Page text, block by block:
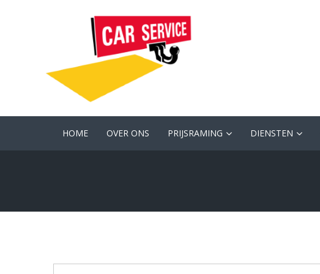
HOME OVER ONS PRIJSRAMING DIENSTEN